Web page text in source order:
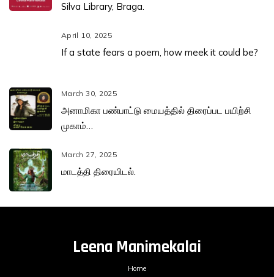
Silva Library, Braga.
April 10, 2025
If a state fears a poem, how meek it could be?
March 30, 2025
அனாமிகா பண்பாட்டு மையத்தில் திரைப்பட பயிற்சி
முகாம்…
March 27, 2025
மாடத்தி திரையிடல்.
Leena Manimekalai
Home